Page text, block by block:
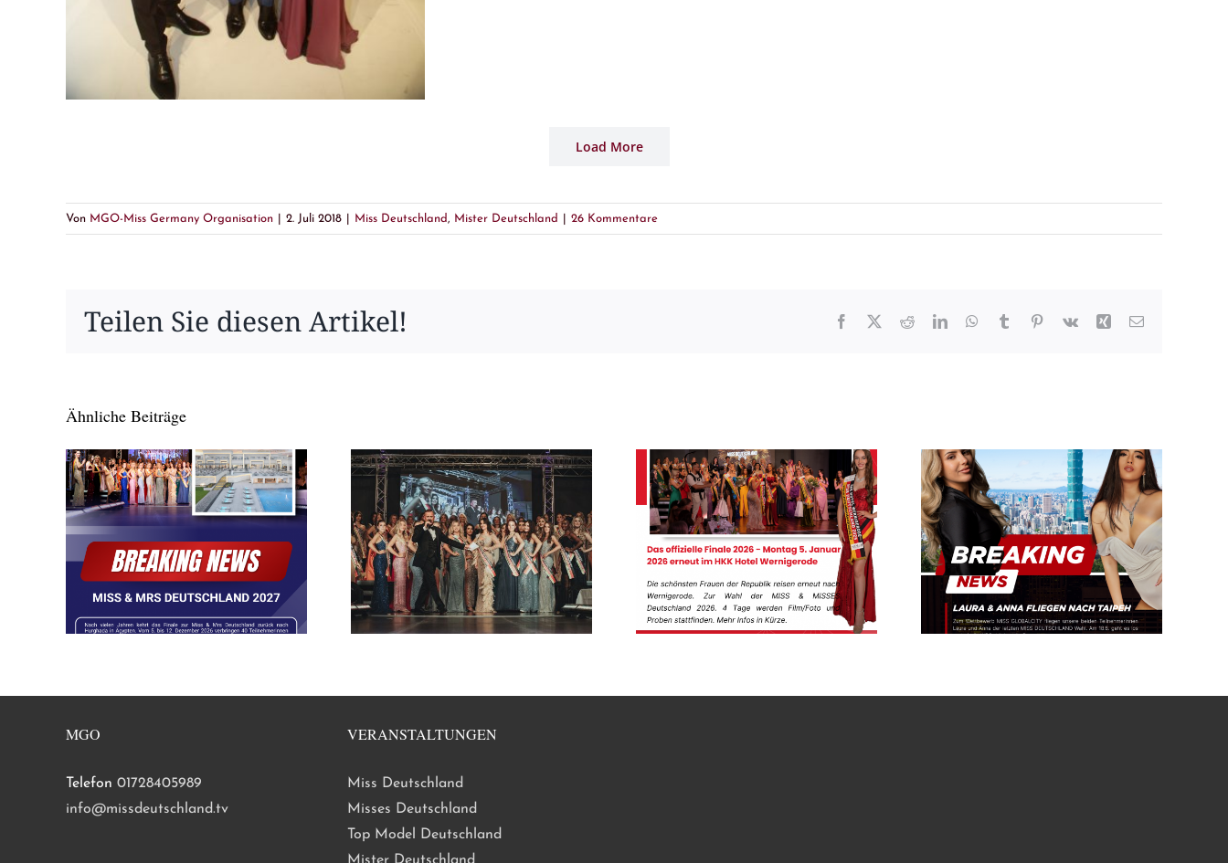
Load More
Von MGO-Miss Germany Organisation 2. Juli 2018 Miss Deutschland, Mister Deutschland 26 Kommentare
Teilen Sie diesen Artikel! Facebook RedditLinkedInWhatsApp
Tumblr Pinterest
Vk Xing E-
Ähnliche Beiträge
MGO
Telefon 01728405989
info@missdeutschland.tv
VERANSTALTUNGEN
Miss Deutschland
Misses Deutschland
Top Model Deutschland